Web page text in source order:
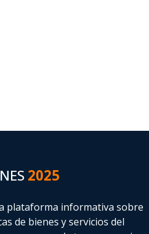
2025
plataforma informativa sobre
de bienes y servicios del